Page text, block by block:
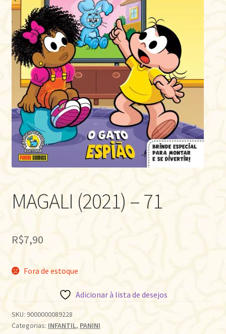
MAGALI (2021) – 71
R$7,90
Fora de estoque
Adicionar à lista de desejos
SKU: 9000000089228
Categorias: INFANTIL, PANINI